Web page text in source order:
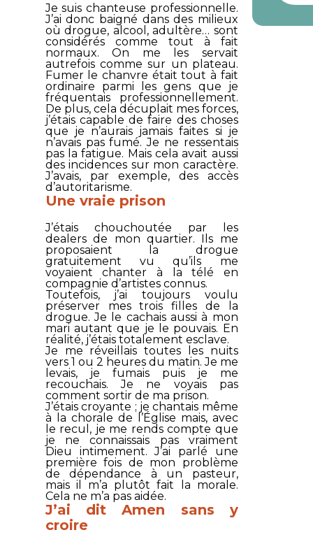
Je suis chanteuse professionnelle.
J’ai donc baigné dans des milieux
où drogue, alcool, adultère… sont
considérés comme tout à fait
normaux. On me les servait
autrefois comme sur un plateau.
Fumer le chanvre était tout à fait
ordinaire parmi les gens que je
fréquentais professionnellement.
De plus, cela décuplait mes forces,
j’étais capable de faire des choses
que je n’aurais jamais faites si je
n’avais pas fumé. Je ne ressentais
pas la fatigue. Mais cela avait aussi
des incidences sur mon caractère.
J’avais, par exemple, des accès
d’autoritarisme.
Une vraie prison
J’étais chouchoutée par les
dealers de mon quartier. Ils me
proposaient la drogue
gratuitement vu qu’ils me
voyaient chanter à la télé en
compagnie d’artistes connus.
Toutefois, j’ai toujours voulu
préserver mes trois filles de la
drogue. Je le cachais aussi à mon
mari autant que je le pouvais. En
réalité, j’étais totalement esclave.
Je me réveillais toutes les nuits
vers 1 ou 2 heures du matin. Je me
levais, je fumais puis je me
recouchais. Je ne voyais pas
comment sortir de ma prison.
J’étais croyante ; je chantais même
à la chorale de l’Église mais, avec
le recul, je me rends compte que
je ne connaissais pas vraiment
Dieu intimement. J’ai parlé une
première fois de mon problème
de dépendance à un pasteur,
mais il m’a plutôt fait la morale.
Cela ne m’a pas aidée.
J’ai dit Amen sans y
croire